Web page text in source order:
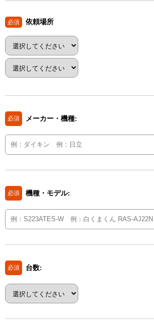
必須 依頼場所
必須 メーカー・機種:
必須 機種・モデル:
必須 台数: